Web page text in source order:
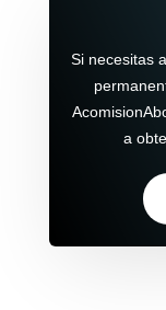
Si necesitas
a